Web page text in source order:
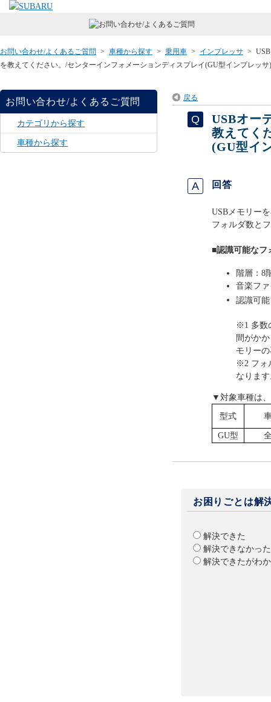
お問い合わせ/よくあるご質問 > 車種から探す > 乗用車 > インプレッサ >
を教えてください。/センターインフォメーションディスプレイ(GU型インプレッサ)
お問い合わせ/よくあるご質問
カテゴリから探す
車種から探す
戻る
USBオー
教えてく
(GU型イ
回答
USBメモリー
フォルダ数と
■認識可能なフ
階層：8
音楽フ
認識可
※1 多数
間がか
モリー
※2 フォ
なりま
▼対象車種は
型式
GU型
お困りごとは解
解決できた
解決できなかった
解決できたがわ